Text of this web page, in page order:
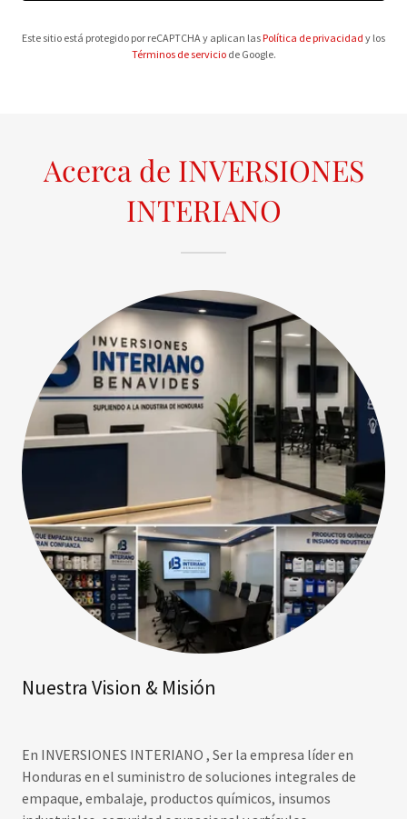
Este sitio está protegido por reCAPTCHA y aplican las Política de privacidad y los
Términos de serviciode Google.
Acerca de INVERSIONES
INTERIANO
Nuestra Vision & Misión
En INVERSIONES INTERIANO , Ser la empresa líder en
Honduras en el suministro de soluciones integrales de
empaque, embalaje, productos químicos, insumos